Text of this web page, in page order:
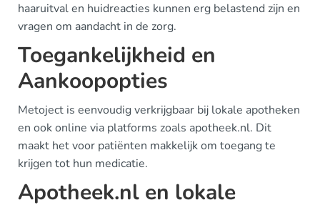
haaruitval en huidreacties kunnen erg belastend zijn en
vragen om aandacht in de zorg.
Toegankelijkheid en
Aankoopopties
Metoject is eenvoudig verkrijgbaar bij lokale apotheken
en ook online via platforms zoals apotheek.nl. Dit
maakt het voor patiënten makkelijk om toegang te
krijgen tot hun medicatie.
Apotheek.nl en lokale